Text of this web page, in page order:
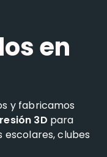
en
y fabricamos
3D para
clubes